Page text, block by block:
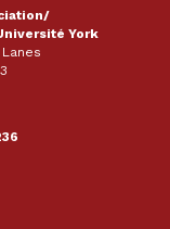
York